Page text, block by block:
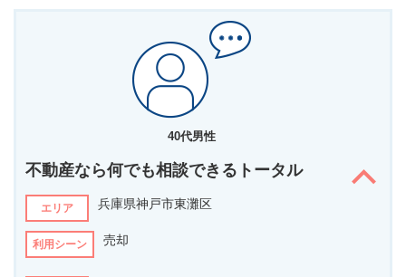
40代男性
不動産なら何でも相談できるトータル
エリア 兵庫県神戸市東灘区
利用シーン 売却